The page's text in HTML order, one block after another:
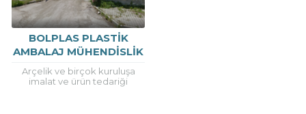
BOLPLAS PLASTIK
AMBALAJ MÜHENDISLIK
SAN.TIC LTD.ŞTI.
Arçelik ve birçok kuruluşa
imalat ve ürün tedariği